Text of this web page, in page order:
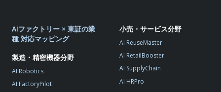
AIファクトリー × 東証の業
種 対応マッピング
製造・精密機器分野
AI Robotics
AI FactoryPilot
小売・サービス分野
AI ReuseMaster
AI RetailBooster
AI SupplyChain
AI HRPro